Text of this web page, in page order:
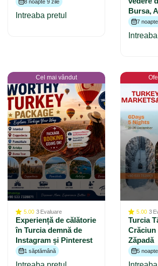
8 noapte 9 zile
Intreaba pretul
Bursa,
7
Cel mai vândut
5.00 3 Evaluare
Experiență de călătorie
în Turcia demnă de
Instagram și Pinterest
1 săptămână
5.00 3
Turcia
Crăciun
Zăpadă
5